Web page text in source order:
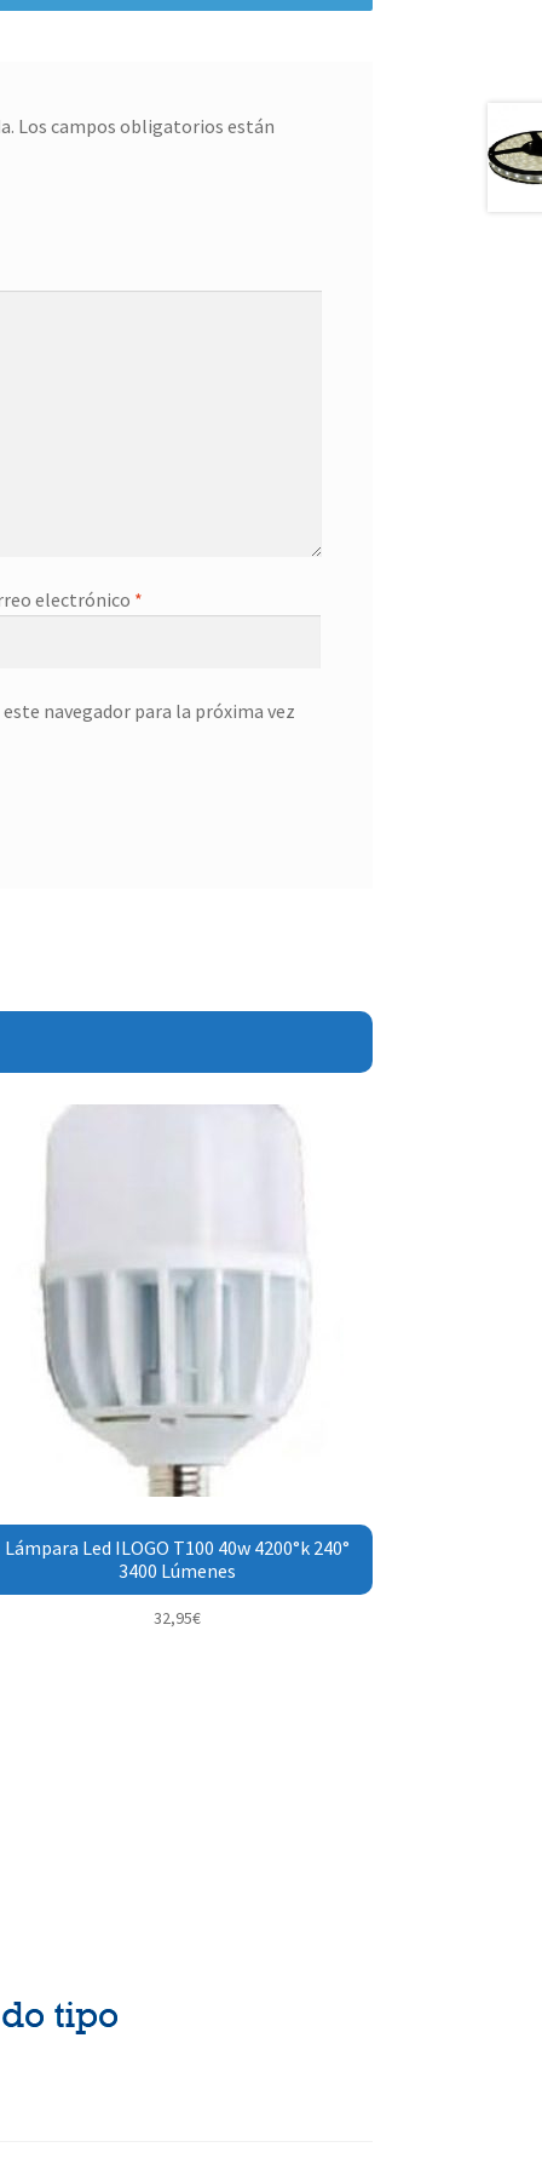
Los campos obligatorios están
electrónico *
navegador para la próxima vez
Lámpara Led ILOGO T100 40w 4200°k 240°
3400 Lúmenes
32,95€